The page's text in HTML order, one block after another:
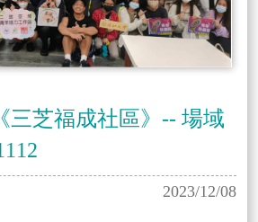
三芝福成社區》-- 場域
2023/12/08